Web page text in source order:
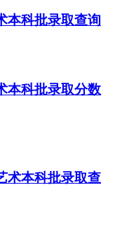
本科批录取查询
本科批录取分数
术本科批录取查